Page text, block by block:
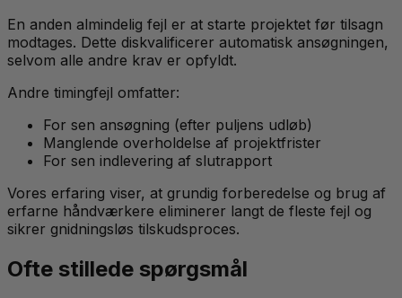
En anden almindelig fejl er at starte projektet før tilsagn
modtages. Dette diskvalificerer automatisk ansøgningen,
selvom alle andre krav er opfyldt.
Andre timingfejl omfatter:
For sen ansøgning (efter puljens udløb)
Manglende overholdelse af projektfrister
For sen indlevering af slutrapport
Vores erfaring viser, at grundig forberedelse og brug af
erfarne håndværkere eliminerer langt de fleste fejl og
sikrer gnidningsløs tilskudsproces.
Ofte stillede spørgsmål